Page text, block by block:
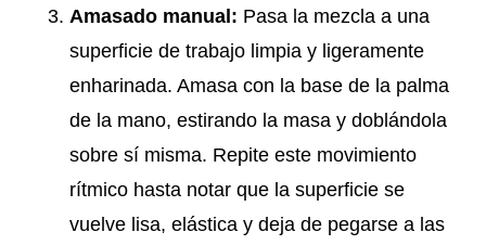
Amasado manual: Pasa la mezcla a una
superficie de trabajo limpia y ligeramente
enharinada. Amasa con la base de la palma
de la mano, estirando la masa y doblándola
sobre sí misma. Repite este movimiento
rítmico hasta notar que la superficie se
vuelve lisa, elástica y deja de pegarse a las